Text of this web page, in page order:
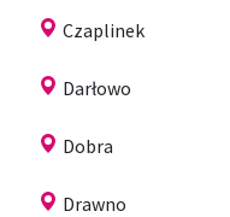
Czaplinek
Darłowo
Dobra
Drawno